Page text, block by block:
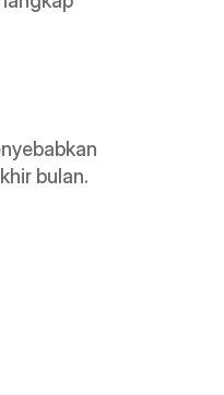
bulan.